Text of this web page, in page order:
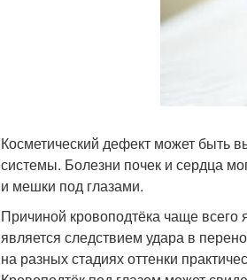
Косметический дефект может быть
системы. Болезни почек и сердца
и мешки под глазами.
Причиной кровоподтёка чаще
является следствием удара в
на разных стадиях оттенки